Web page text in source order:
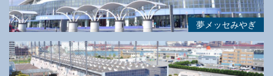
夢メッセみやぎ